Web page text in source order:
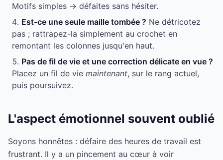
Motifs simples → défaites sans hésiter.
Est-ce une seule maille tombée ? Ne détricotez
pas ; rattrapez-la simplement au crochet en
remontant les colonnes jusqu'en haut.
Pas de fil de vie et une correction délicate en vue ?
Placez un fil de vie maintenant, sur le rang actuel,
puis poursuivez.
L'aspect émotionnel souvent oublié
Soyons honnêtes : défaire des heures de travail est
frustrant. Il y a un pincement au cœur à voir